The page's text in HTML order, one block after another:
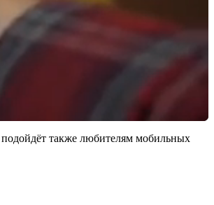
подойдёт также любителям мобильных